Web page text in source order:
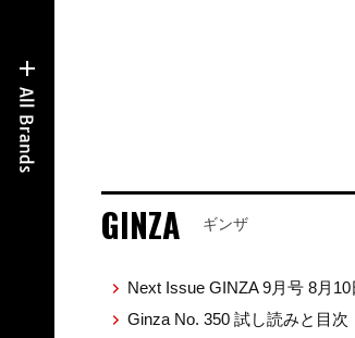
GINZA ギンザ
Next Issue GINZA 9月号 8月
Ginza No. 350 試し読みと目次